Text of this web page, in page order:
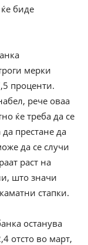
биде
мерки
проценти.
рече оваа
ќе треба да се
престане да
да се случи
раст на
што значи
стапки.
останува
отсто во март,